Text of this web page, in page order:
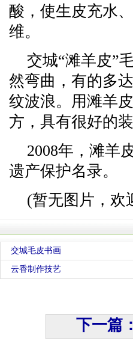
酸，使生皮充水
维。
交城“滩羊皮”
然弯曲，有的多
纹波浪。用滩羊
方，具有很好的装
2008年，滩羊
遗产保护名录。
(暂无图片，欢
交城毛皮书画
云香制作技艺
下一篇